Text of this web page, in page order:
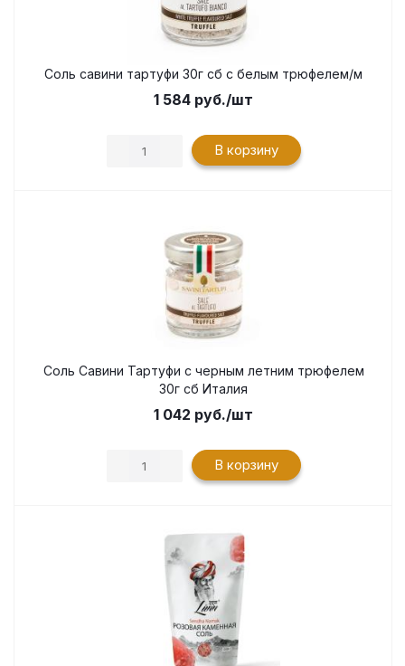
Соль савини тартуфи 30г сб с белым трюфелем/м
1 584 руб./шт
В корзину
Соль Савини Тартуфи с черным летним трюфелем
30г сб Италия
1 042 руб./шт
В корзину